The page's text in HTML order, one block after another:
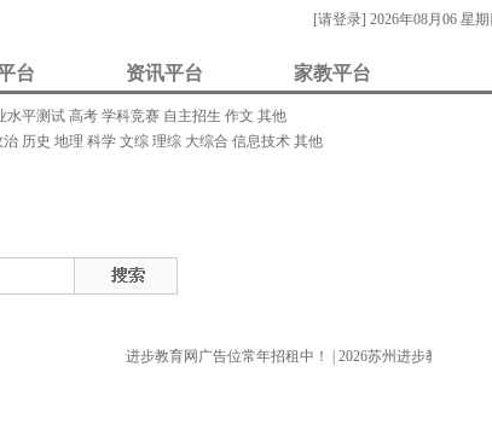
[请登录] 2026年08月06 星期
台 资讯平台 家教平台
水平测试 高考 学科竞赛 自主招生 作文 其他
治 历史 地理 科学 文综 理综 大综合 信息技术 其他
进步教育网广告位常年招租中！| 2026苏州进步教育常年招